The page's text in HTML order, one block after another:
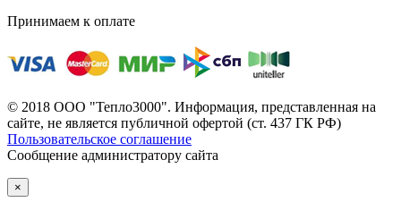
Принимаем к оплате
© 2018 ООО "Тепло3000". Информация, представленная на
сайте, не является публичной офертой (ст. 437 ГК РФ)
Пользовательское соглашение
Сообщение администратору сайта
×